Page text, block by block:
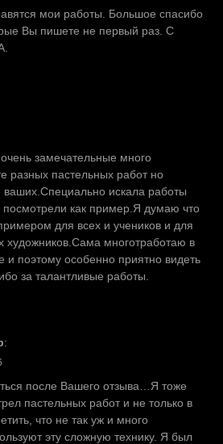
мои работы. Большое спасибо
Вы пишете не первый раз. С
замечательные много
разных пастельных работ но
ваших.Специально искала работы
посмотрели как пример.Я думаю что
для всех и учеников и для
художников.Сама многотработаю в
и поэтому особенно приятно видеть
за талантливые работы.
:
после Вашего отзыва…Я тоже
пастельных работ и не только в
что не так уж и много
эту сложную технику. Я был